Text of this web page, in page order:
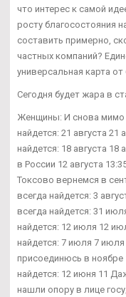
что интерес к самой
росту благосостояния
составить примерно,
частных компаний?
универсальная карта
Сегодня будет жара в
Женщины: И снова мимо
найдется: 21 августа
найдется: 18 августа 18
в России 12 августа
Токсово вернемся в
всегда найдется: 3
всегда найдется: 31
найдется: 12 июля 12
найдется: 7 июля 7 июля
присоединюсь в
найдется: 12 июня 11
нашли опору в лице